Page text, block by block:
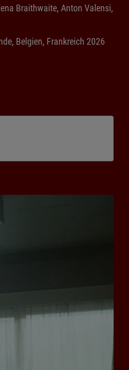
Braithwaite, Anton Valensi,
Belgien, Frankreich 2026